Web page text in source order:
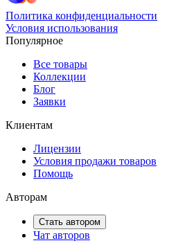
Политика конфиденциальности
Условия использования
Популярное
Все товары
Коллекции
Блог
Заявки
Клиентам
Лицензии
Условия продажи товаров
Помощь
Авторам
Стать автором
Чат авторов